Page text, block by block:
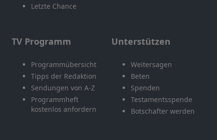
Letzte Chance
TV Programm
Programmübersicht
Tipps der Redaktion
Sendungen von A-Z
Programmheft
kostenlos anfordern
Unterstützen
Weitersagen
Beten
Spenden
Testamentsspende
Botschafter werden